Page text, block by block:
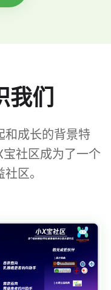
我们
和成长的背景特
社区成为了一个
区。